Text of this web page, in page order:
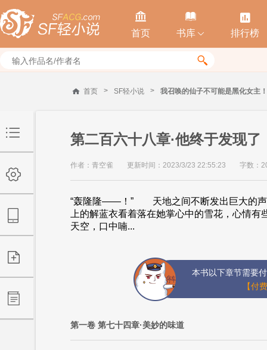

首页

书库 

排行榜

首页 > SF轻小说 > 我召唤的仙子不可能是黑化女主！
第二百六十八章·他终于发现了
作者：青空雀 更新时间：2023/3/23 22:55:23 字数：
“轰隆隆——！” 天地之间不断发出巨大的
上的解蓝衣看着落在她掌心中的雪花，心
天空，口中喃...
本书以下章节需要
【付
第一卷 第七十四章·美妙的味道